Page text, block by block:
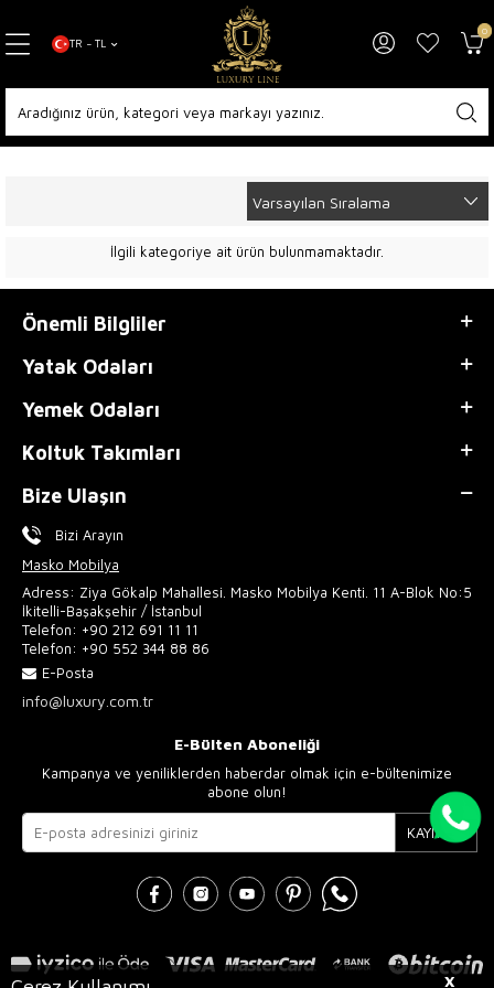
X
TR − TL
0
İlgili kategoriye ait ürün bulunmamaktadır.
Önemli Bilgliler
Yatak Odaları
Yemek Odaları
Koltuk Takımları
Bize Ulaşın
Bizi Arayın
Masko Mobilya
Adress: Ziya Gökalp Mahallesi. Masko Mobilya Kenti. 11 A-Blok No:5
İkitelli-Başakşehir / İstanbul
Telefon: +90 212 691 11 11
Telefon: +90 552 344 88 86
E-Posta
info@luxury.com.tr
E-Bülten Aboneliği
Kampanya ve yeniliklerden haberdar olmak için e-bültenimize
abone olun!
KAYIT OL